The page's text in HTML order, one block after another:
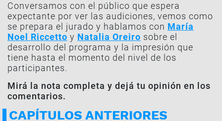
Conversamos con el público que espera
expectante por ver las audiciones, vemos como
se prepara el jurado y hablamos con María
Noel Riccetto y Natalia Oreiro sobre el
desarrollo del programa y la impresión que
tiene hasta el momento del nivel de los
participantes.
Mirá la nota completa y dejá tu opinión en los
comentarios.
CAPÍTULOS ANTERIORES